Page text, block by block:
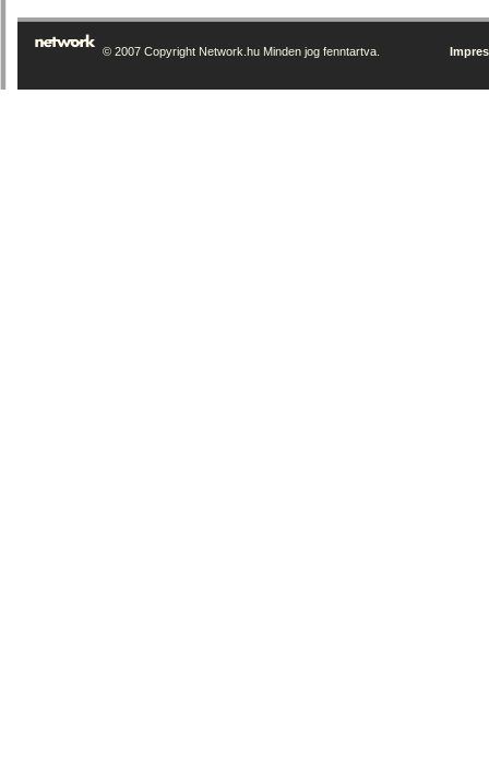
© 2007 Copyright Network.hu Minden jog fenntartva.